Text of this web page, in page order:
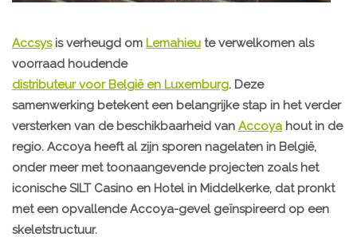
Accsysis verheugd om Lemahieu te verwelkomen als
voorraad houdende
distributeur voor België en Luxemburg. Deze
samenwerking betekent een belangrijke stap in het verder
versterken van de beschikbaarheid van Accoya hout in de
regio. Accoya heeft al zijn sporen nagelaten in België,
onder meer met toonaangevende projecten zoals het
iconische SILT Casino en Hotel in Middelkerke, dat pronkt
met een opvallende Accoya-gevel geïnspireerd op een
skeletstructuur.